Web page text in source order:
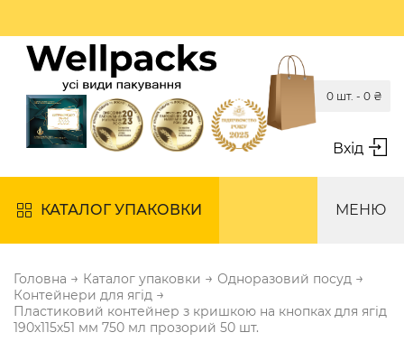
Вхід
0 шт. - 0 ₴
КАТАЛОГ УПАКОВКИ МЕНЮ
Головна → Каталог упаковки → Одноразовий посуд →
Контейнери для ягід →
Пластиковий контейнер з кришкою на кнопках для ягід
190х115х51 мм 750 мл прозорий 50 шт.